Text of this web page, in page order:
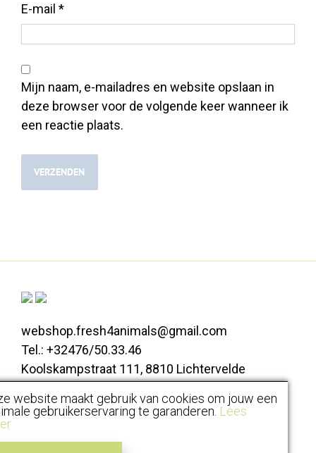
E-mail *
Mijn naam, e-mailadres en website opslaan in
deze browser voor de volgende keer wanneer ik
een reactie plaats.
webshop.fresh4animals@gmail.com
Tel.: +32476/50.33.46
Koolskampstraat 111, 8810 Lichtervelde
Alle prijzen zijn inclusief BTW |
website maakt gebruik van cookies om jouw een
gebruikerservaring te garanderen. Lees